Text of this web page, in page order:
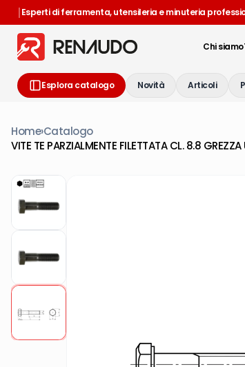
|Esperti di ferramenta, utensileria e minuteria
Chi siamo
Esplora catalogo Novità Articoli
Home›Catalogo
VITE TE PARZIALMENTE FILETTATA CL. 8.8